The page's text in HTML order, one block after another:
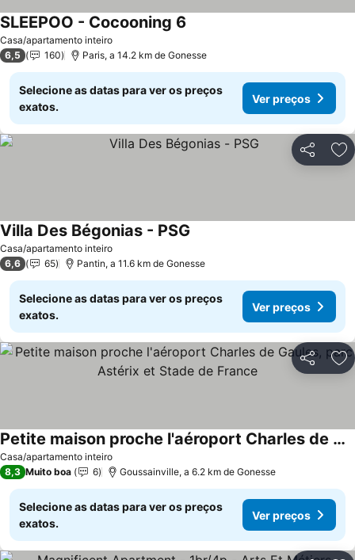
Casa/apartamento inteiro
SLEEPOO - Cocooning 6
6,5 160 Paris, a 14.2 km de Gonesse
Selecione as datas para ver os preços
exatos.
Ver preços
Partilhar
Casa/apartamento inteiro
Villa Des Bégonias - PSG
6,6 65 Pantin, a 11.6 km de Gonesse
Selecione as datas para ver os preços
exatos.
Ver preços
Partilhar
Casa/apartamento inteiro
Petite maison proche l'aéroport Charles de Gaules, parc Astérix et Stade de France
8,3 Muito boa 6 Goussainville, a 6.2 km de Gonesse
Selecione as datas para ver os preços
exatos.
Ver preços